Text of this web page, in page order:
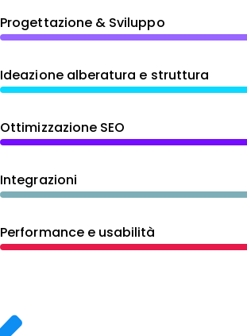
Progettazione & Sviluppo
Ideazione alberatura e struttura
Ottimizzazione SEO
Integrazioni
Performance e usabilità